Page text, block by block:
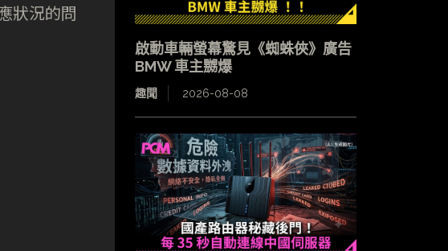
狀況的問
啟動車輛螢幕驚見《蜘蛛俠》廣告
BMW 車主嬲爆
趣聞 2026-08-08